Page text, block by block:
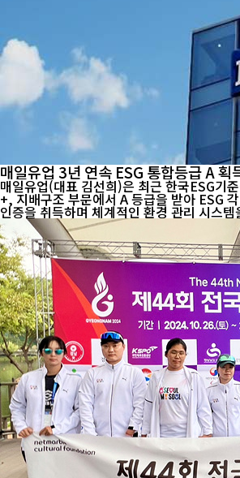
매일유업 3년 연속 ESG 통합등급 A 획
매일유업(대표 김선희)은 최근 한국ESG기
+, 지배구조 부문에서 A 등급을 받아 ESG 각 영역에서 고루 높은 성과를 보여줬다. 환경 부문에서 매일유
인증을 취득하며 체계적인 환경 관리 시스